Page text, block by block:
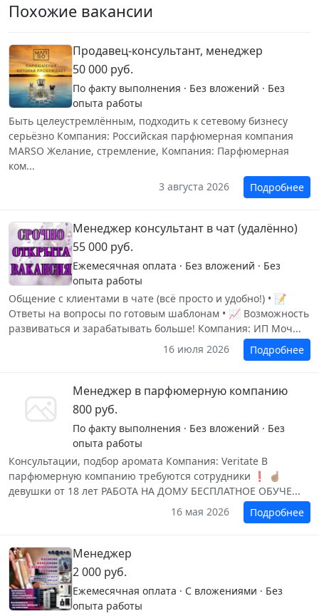
Похожие вакансии
Продавец-консультант, менеджер
50 000 руб.
По факту выполнения · Без вложений · Без
опыта работы
Быть целеустремлённым, подходить к сетевому бизнесу
серьёзно Компания: Российская парфюмерная компания
MARSO Желание, стремление, Компания: Парфюмерная
ком...
3 августа 2026
Подробнее
Менеджер консультант в чат (удалённо)
55 000 руб.
Ежемесячная оплата · Без вложений · Без
опыта работы
Общение с клиентами в чате (всё просто и удобно!) • 📝
Ответы на вопросы по готовым шаблонам • 📈 Возможность
развиваться и зарабатывать больше! Компания: ИП Моч...
16 июля 2026
Подробнее
Менеджер в парфюмерную компанию
800 руб.
По факту выполнения · Без вложений · Без
опыта работы
Консультации, подбор аромата Компания: Veritate В
парфюмерную компанию требуются сотрудники ❗ ☝🏽
девушки от 18 лет РАБОТА НА ДОМУ БЕСПЛАТНОЕ ОБУЧЕ...
16 мая 2026
Подробнее
Менеджер
2 000 руб.
Ежемесячная оплата · С вложениями · Без
опыта работы